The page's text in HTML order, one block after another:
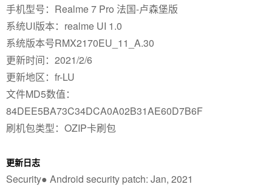
手机型号：Realme 7 Pro 法国-卢森堡版
系统UI版本：realme UI 1.0
系统版本号RMX2170EU_11_A.30
更新时间：2021/2/6
更新地区：fr-LU
文件MD5数值：
84DEE5BA73C34DCA0A02B31AE60D7B6F
刷机包类型：OZIP卡刷包
更新日志
Security● Android security patch: Jan, 2021